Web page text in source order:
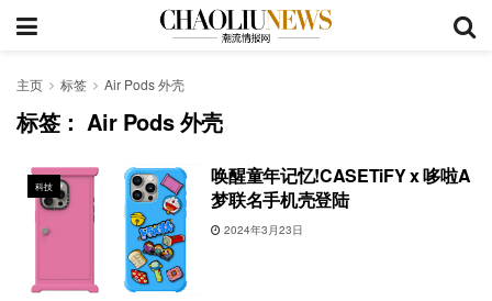
主页 标签 Air Pods 外壳
标签：Air Pods 外壳
科技
唤醒童年记忆!CASETiFY x 哆啦A
梦联名手机壳登陆
2024年3月23日